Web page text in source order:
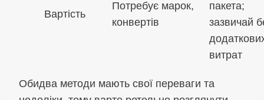
Вартість
Потребує марок,
конвертів
пакета;
зазвичай
витрат
Обидва методи мають свої переваги та